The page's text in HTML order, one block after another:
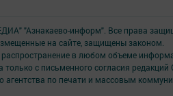
"Азнакаево-информ". Все права
на сайте, защищены законом.
распространение в любом объеме
с письменного согласия редакций
агентства по печати и массовым